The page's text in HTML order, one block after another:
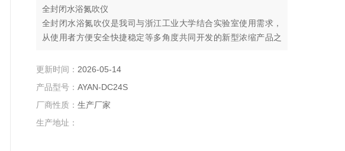
全封闭水浴氮吹仪
全封闭水浴氮吹仪是我司与浙江工业大学结合实验室使用需求，
从使用者方便安全快捷稳定等多角度共同开发的新型浓缩产品之
窗口，样品可视化程度高，气密性高等特点，实现多组数据储存
程变得灵活、省心、高效和安全。
更新时间： 2026-05-14
产品型号： AYAN-DC24S
厂商性质： 生产厂家
生产地址：